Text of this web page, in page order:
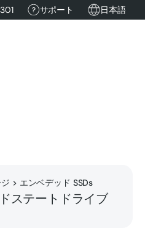
サポート 日本語
> エンベデッド SSDs
ステートドライブ